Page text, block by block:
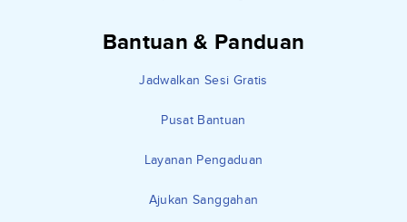
Bantuan & Panduan
Jadwalkan Sesi Gratis
Pusat Bantuan
Layanan Pengaduan
Ajukan Sanggahan